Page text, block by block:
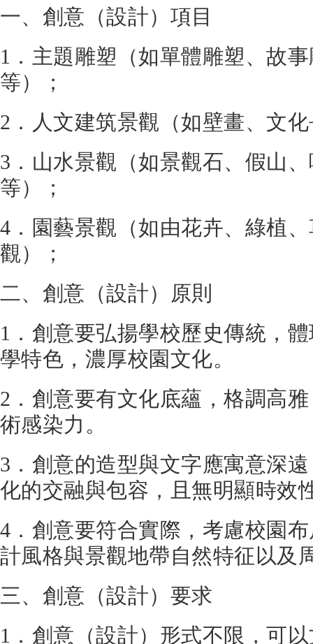
一、創意（設計）項目
1．主題雕塑（如單體雕塑、故
等）；
2．人文建筑景觀（如壁畫、文
3．山水景觀（如景觀石、假山
等）；
4．園藝景觀（如由花卉、綠植
觀）；
二、創意（設計）原則
1．創意要弘揚學校歷史傳統，
學特色，濃厚校園文化。
2．創意要有文化底蘊，格調高
術感染力。
3．創意的造型與文字應寓意深
化的交融與包容，且無明顯時效
4．創意要符合實際，考慮校園
計風格與景觀地帶自然特征以及
三、創意（設計）要求
1．創意（設計）形式不限，可